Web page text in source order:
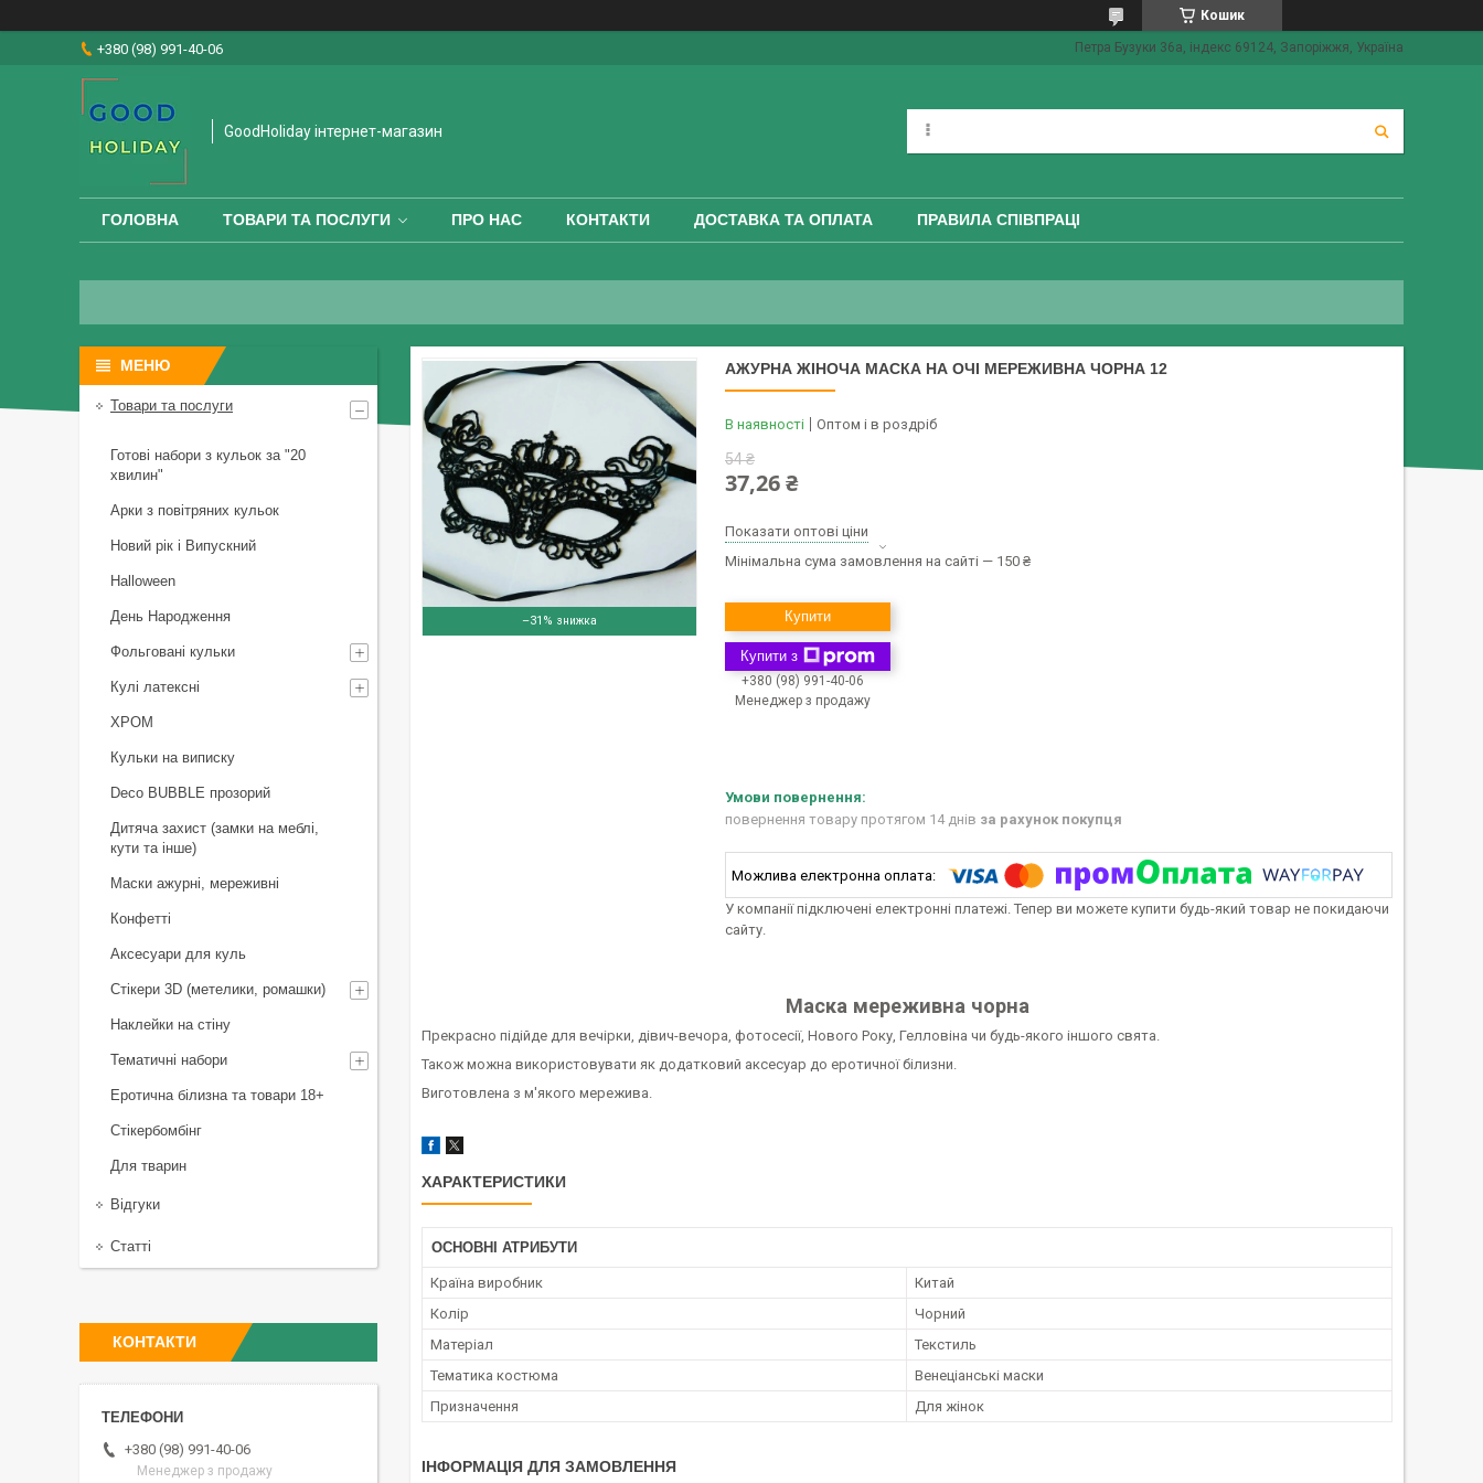
Кошик
+380 (98) 991-40-06 Петра Бузуки 36a, індекс 69124, Запоріжжя, Україна
GoodHoliday інтернет-магазин
ГОЛОВНА ТОВАРИ ТА ПОСЛУГИ ПРО НАС КОНТАКТИ ДОСТАВКА ТА ОПЛАТА ПРАВИЛА СПІВПРАЦІ
–31%
АЖУРНА ЖІНОЧА МАСКА НА ОЧІ МЕРЕЖИВНА ЧОРНА 12
В наявності Оптом і в роздріб
54 ₴
37,26 ₴
Показати оптові ціни
Мінімальна сума замовлення на сайті — 150 ₴
Купити
Купити з
+380 (98) 991-40-06
Менеджер з продажу
повернення товару протягом 14 днів за рахунок покупця
У компанії підключені електронні платежі. Тепер ви можете купити будь-який товар не покидаючи
сайту.
Маска мереживна чорна
Прекрасно підійде для вечірки, дівич-вечора, фотосесії, Нового Року, Гелловіна чи будь-якого іншого свята.
Також можна використовувати як додатковий аксесуар до еротичної білизни.
Виготовлена з м'якого мережива.
ХАРАКТЕРИСТИКИ
ОСНОВНІ АТРИБУТИ
Країна виробник
Китай
Колір
Чорний
Матеріал
Текстиль
Тематика костюма
Венеціанські маски
Призначення
Для жінок
ІНФОРМАЦІЯ ДЛЯ ЗАМОВЛЕННЯ
Товари та послуги
Готові набори з кульок за "20
хвилин"
Арки з повітряних кульок
Новий рік і Випускний
Halloween
День Народження
Фольговані кульки
Кулі латексні
ХРОМ
Кульки на виписку
Deco BUBBLE прозорий
Дитяча захист (замки на меблі,
кути та інше)
Маски ажурні, мереживні
Конфетті
Аксесуари для куль
Стікери 3D (метелики, ромашки)
Наклейки на стіну
Тематичні набори
Еротична білизна та товари 18+
Стікербомбінг
Для тварин
Відгуки
Статті
КОНТАКТИ
+380 (98) 991-40-06
Менеджер з продажу